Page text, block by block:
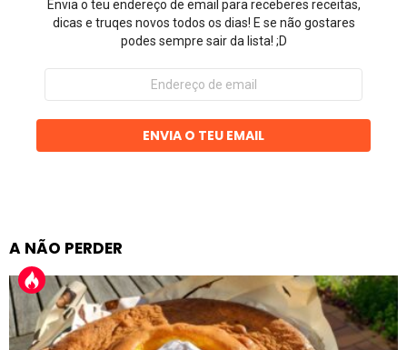
Envia o teu endereço de email para receberes receitas,
dicas e truqes novos todos os dias! E se não gostares
podes sempre sair da lista! ;D
Endereço
email
ENVIA O TEU EMAIL
A NÃO PERDER